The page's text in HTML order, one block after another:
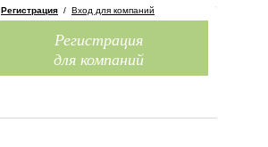
Регистрация / Вход для компаний
Регистрация
для компаний